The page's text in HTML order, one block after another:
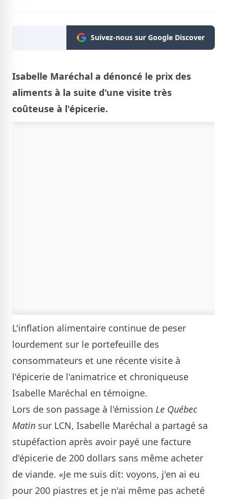
Suivez-nous sur Google Discover
Isabelle Maréchal a dénoncé le prix des
aliments à la suite d'une visite très
coûteuse à l'épicerie.
L'inflation alimentaire continue de peser
lourdement sur le portefeuille des
consommateurs et une récente visite à
l'épicerie de l'animatrice et chroniqueuse
Isabelle Maréchal en témoigne.
Lors de son passage à l'émission Le Québec
Matin sur LCN, Isabelle Maréchal a partagé sa
stupéfaction après avoir payé une facture
d'épicerie de 200 dollars sans même acheter
de viande. «Je me suis dit: voyons, j'en ai eu
pour 200 piastres et je n'ai même pas acheté